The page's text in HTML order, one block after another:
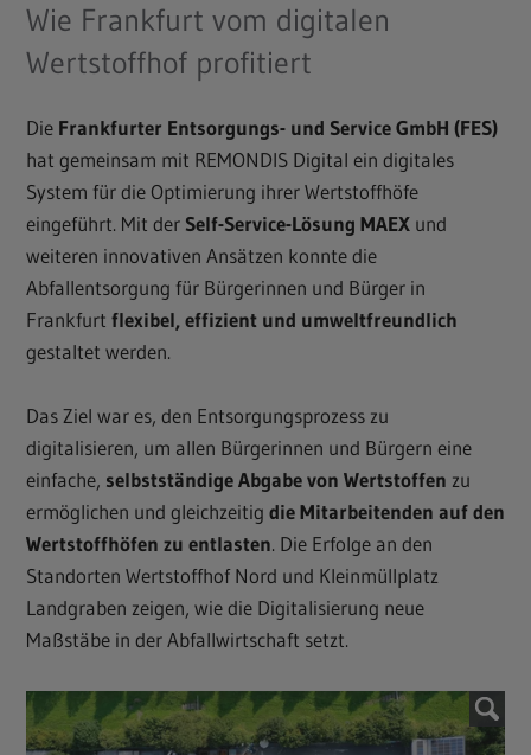
Wie Frankfurt vom digitalen
Wertstoffhof profitiert
Die Frankfurter Entsorgungs- und Service GmbH (FES)
hat gemeinsam mit REMONDIS Digital ein digitales
System für die Optimierung ihrer Wertstoffhöfe
eingeführt. Mit der Self-Service-Lösung MAEX und
weiteren innovativen Ansätzen konnte die
Abfallentsorgung für Bürgerinnen und Bürger in
Frankfurt flexibel, effizient und umweltfreundlich
gestaltet werden.
Das Ziel war es, den Entsorgungsprozess zu
digitalisieren, um allen Bürgerinnen und Bürgern eine
einfache, selbstständige Abgabe von Wertstoffen zu
ermöglichen und gleichzeitig die Mitarbeitenden auf den
Wertstoffhöfen zu entlasten. Die Erfolge an den
Standorten Wertstoffhof Nord und Kleinmüllplatz
Landgraben zeigen, wie die Digitalisierung neue
Maßstäbe in der Abfallwirtschaft setzt.